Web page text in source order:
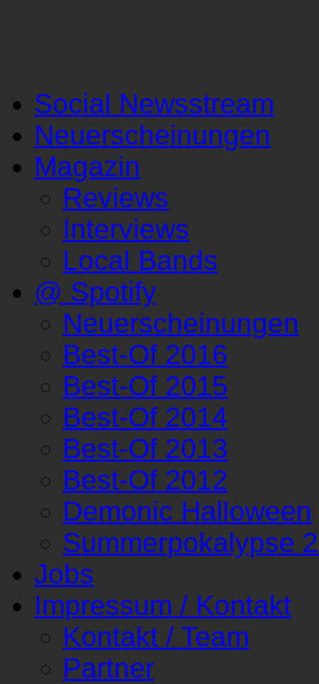
Social Newsstream
Neuerscheinungen
Magazin
Reviews
Interviews
Local Bands
@ Spotify
Neuerscheinungen
Best-Of 2016
Best-Of 2015
Best-Of 2014
Best-Of 2013
Best-Of 2012
Demonic Halloween
Summerpokalypse
Jobs
Impressum / Kontakt
Kontakt / Team
Partner